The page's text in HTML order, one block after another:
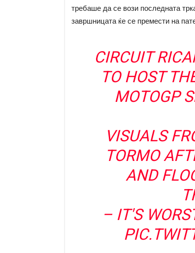
требаше да се вози последната
завршницата ќе се премести на
CIRCUIT
TO HOST
MOTOGP
VISUALS
TORMO
AND
– IT'S